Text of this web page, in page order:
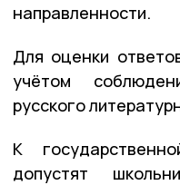
направленности.
Для оценки
учётом
русского
К
допустят